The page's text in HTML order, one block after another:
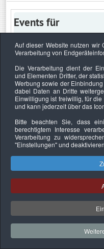
Events für
Keine Termine
Datenschutzerklärung
Copyright © 2026.
Sachverständiger
Auf dieser Website nutzen wir
Verarbeitung von
Die Verarbeitung dient der
und Elementen Dritter, der
Werbung sowie der
dabei Daten an Dritte
Einwilligung ist freiwillig, für
und kann jederzeit über das
Bitte beachten Sie, dass
berechtigtem Interesse
Verarbeitung zu
"Einstellungen"und